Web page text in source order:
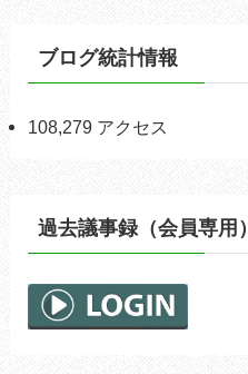
ブログ統計情報
108,279 アクセス
過去議事録（会員専用）